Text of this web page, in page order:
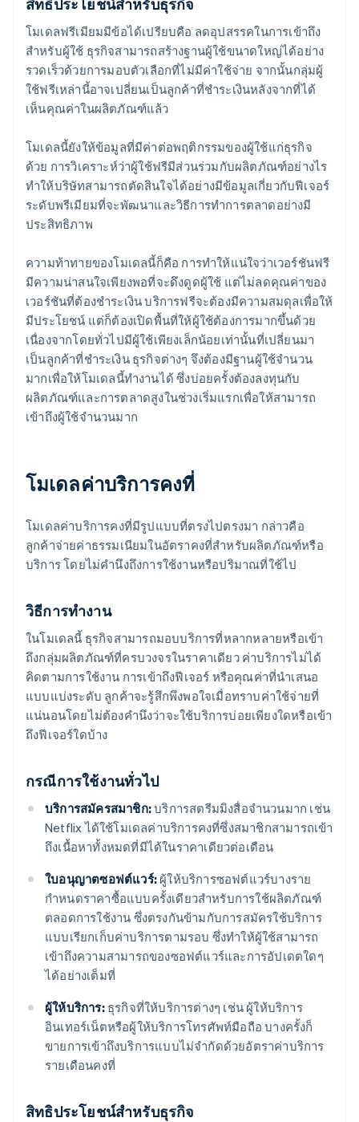
สิทธิประโยชน์สำหรับธุรกิจ
โมเดลฟรีเมียมมีข้อได้เปรียบคือ ลดอุปสรรคในการเข้าถึง
สำหรับผู้ใช้ ธุรกิจสามารถสร้างฐานผู้ใช้ขนาดใหญ่ได้อย่าง
รวดเร็วด้วยการมอบตัวเลือกที่ไม่มีค่าใช้จ่าย จากนั้นกลุ่มผู้
ใช้ฟรีเหล่านี้อาจเปลี่ยนเป็นลูกค้าที่ชำระเงินหลังจากที่ได้
เห็นคุณค่าในผลิตภัณฑ์แล้ว
โมเดลนี้ยังให้ข้อมูลที่มีค่าต่อพฤติกรรมของผู้ใช้แก่ธุรกิจ
ด้วย การวิเคราะห์ว่าผู้ใช้ฟรีมีส่วนร่วมกับผลิตภัณฑ์อย่างไร
ทำให้บริษัทสามารถตัดสินใจได้อย่างมีข้อมูลเกี่ยวกับฟีเจอร์
ระดับพรีเมียมที่จะพัฒนาและวิธีการทำการตลาดอย่างมี
ประสิทธิภาพ
ความท้าทายของโมเดลนี้ก็คือ การทำให้แน่ใจว่าเวอร์ชันฟรี
มีความน่าสนใจเพียงพอที่จะดึงดูดผู้ใช้ แต่ไม่ลดคุณค่าของ
เวอร์ชันที่ต้องชำระเงิน บริการฟรีจะต้องมีความสมดุลเพื่อให้
มีประโยชน์ แต่ก็ต้องเปิดพื้นที่ให้ผู้ใช้ต้องการมากขึ้นด้วย
เนื่องจากโดยทั่วไปมีผู้ใช้เพียงเล็กน้อยเท่านั้นที่เปลี่ยนมา
เป็นลูกค้าที่ชำระเงิน ธุรกิจต่างๆ จึงต้องมีฐานผู้ใช้จำนวน
มากเพื่อให้โมเดลนี้ทำงานได้ ซึ่งบ่อยครั้งต้องลงทุนกับ
ผลิตภัณฑ์และการตลาดสูงในช่วงเริ่มแรกเพื่อให้สามารถ
เข้าถึงผู้ใช้จำนวนมาก
โมเดลค่าบริการคงที่
โมเดลค่าบริการคงที่มีรูปแบบที่ตรงไปตรงมา กล่าวคือ
ลูกค้าจ่ายค่าธรรมเนียมในอัตราคงที่สำหรับผลิตภัณฑ์หรือ
บริการ โดยไม่คำนึงถึงการใช้งานหรือปริมาณที่ใช้ไป
วิธีการทำงาน
ในโมเดลนี้ ธุรกิจสามารถมอบบริการที่หลากหลายหรือเข้า
ถึงกลุ่มผลิตภัณฑ์ที่ครบวงจรในราคาเดียว ค่าบริการไม่ได้
คิดตามการใช้งาน การเข้าถึงฟีเจอร์ หรือคุณค่าที่นำเสนอ
แบบแบ่งระดับ ลูกค้าจะรู้สึกพึงพอใจเมื่อทราบค่าใช้จ่ายที่
แน่นอนโดยไม่ต้องคำนึงว่าจะใช้บริการบ่อยเพียงใดหรือเข้า
ถึงฟีเจอร์ใดบ้าง
กรณีการใช้งานทั่วไป
บริการสมัครสมาชิก:บริการสตรีมมิงสื่อจำนวนมาก เช่น
Netflix ได้ใช้โมเดลค่าบริการคงที่ซึ่งสมาชิกสามารถเข้า
ถึงเนื้อหาทั้งหมดที่มีได้ในราคาเดียวต่อเดือน
ใบอนุญาตซอฟต์แวร์: ผู้ให้บริการซอฟต์แวร์บางราย
กำหนดราคาซื้อแบบครั้งเดียวสำหรับการใช้ผลิตภัณฑ์
ตลอดการใช้งาน ซึ่งตรงกันข้ามกับการสมัครใช้บริการ
แบบเรียกเก็บค่าบริการตามรอบ ซึ่งทำให้ผู้ใช้สามารถ
เข้าถึงความสามารถของซอฟต์แวร์และการอัปเดตใดๆ
ได้อย่างเต็มที่
ผู้ให้บริการ:ธุรกิจที่ให้บริการต่างๆ เช่น ผู้ให้บริการ
อินเทอร์เน็ตหรือผู้ให้บริการโทรศัพท์มือถือ บางครั้งก็
ขายการเข้าถึงบริการแบบไม่จำกัดด้วยอัตราค่าบริการ
รายเดือนคงที่
สิทธิประโยชน์สำหรับธุรกิจ